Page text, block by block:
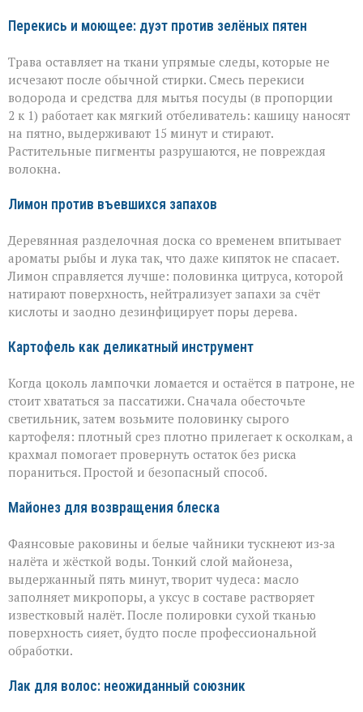
Перекись и моющее: дуэт против зелёных пятен
Трава оставляет на ткани упрямые следы, которые не
исчезают после обычной стирки. Смесь перекиси
водорода и средства для мытья посуды (в пропорции
2 к 1) работает как мягкий отбеливатель: кашицу наносят
на пятно, выдерживают 15 минут и стирают.
Растительные пигменты разрушаются, не повреждая
волокна.
Лимон против въевшихся запахов
Деревянная разделочная доска со временем впитывает
ароматы рыбы и лука так, что даже кипяток не спасает.
Лимон справляется лучше: половинка цитруса, которой
натирают поверхность, нейтрализует запахи за счёт
кислоты и заодно дезинфицирует поры дерева.
Картофель как деликатный инструмент
Когда цоколь лампочки ломается и остаётся в патроне, не
стоит хвататься за пассатижи. Сначала обесточьте
светильник, затем возьмите половинку сырого
картофеля: плотный срез плотно прилегает к осколкам, а
крахмал помогает провернуть остаток без риска
пораниться. Простой и безопасный способ.
Майонез для возвращения блеска
Фаянсовые раковины и белые чайники тускнеют из‑за
налёта и жёсткой воды. Тонкий слой майонеза,
выдержанный пять минут, творит чудеса: масло
заполняет микропоры, а уксус в составе растворяет
известковый налёт. После полировки сухой тканью
поверхность сияет, будто после профессиональной
обработки.
Лак для волос: неожиданный союзник